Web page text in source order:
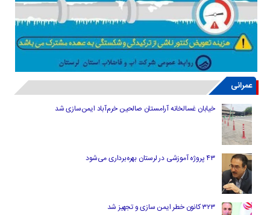
عمرانی
خیابان غسالخانه آرامستان صالحین خرم‌آباد ایمن‌سازی شد
۴۳ پروژه آموزشی در لرستان بهره‌برداری می‌شود
۳۲۳ کانون خطر ایمن سازی و تجهیز شد